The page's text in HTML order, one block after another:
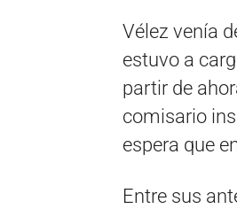
Vélez venía
estuvo a
partir de
comisario
espera que
Entre sus